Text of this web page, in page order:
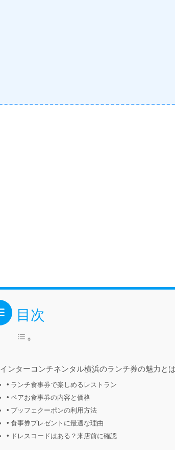
目次
インターコンチネンタル横浜のランチ券の魅力とは
ランチ食事券で楽しめるレストラン
ペアお食事券の内容と価格
ブッフェクーポンの利用方法
食事券プレゼントに最適な理由
ドレスコードはある？来店前に確認